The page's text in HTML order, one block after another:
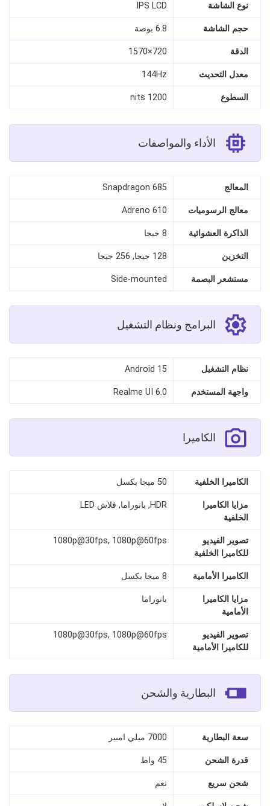
نوع الشاشة IPS LCD
حجم الشاشة 6.8 بوصة
الدقة 720×1570
معدل التحديث 144Hz
السطوع 1200 nits
الأداء والمواصفات
المعالج Snapdragon 685
معالج الرسوميات Adreno 610
الذاكرة العشوائية 8 جيجا
التخزين 128 جيجا, 256 جيجا
مستشعر البصمة Side-mounted
البرامج ونظام التشغيل
نظام التشغيل Android 15
واجهة المستخدم Realme UI 6.0
الكاميرا
الكاميرا الخلفية 50 ميجا بكسل
مزايا الكاميرا
الخلفية
HDR, بانوراما, فلاش LED
تصوير الفيديو
للكاميرا الخلفية
1080p@30fps, 1080p@60fps
الكاميرا الأمامية 8 ميجا بكسل
مزايا الكاميرا
الأمامية
بانوراما
تصوير الفيديو
للكاميرا الأمامية
1080p@30fps, 1080p@60fps
البطارية والشحن
سعة البطارية 7000 ميلي امبير
قدرة الشحن 45 واط
شحن سريع نعم